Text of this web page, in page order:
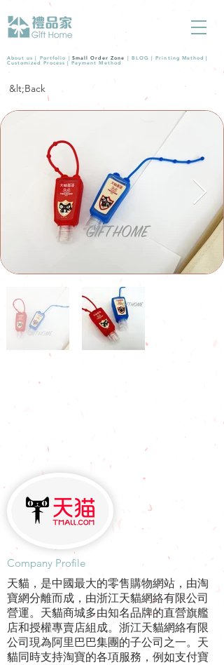
About us | Portfolio | Small Order Zone | BLOG |Printing Method |
Customized Process |Payment Method
&lt;Back
​Company Profile
天貓，是中國最大的零售購物網站，由淘
寶網分離而成，由浙江天貓網絡有限公司
營運。天貓商城多由知名品牌的直營旗艦
店和授權專賣店組成。浙江天貓網絡有限
公司現為阿里巴巴集團的子公司之一。天
貓同時支持淘寶的各項服務，例如支付寶